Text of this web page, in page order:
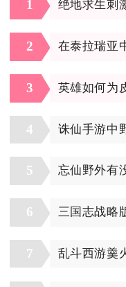
1 绝地求生刺
2 在泰拉瑞亚
3 英雄如何为
4 诛仙手游中
5 忘仙野外有
6 三国志战略
7 乱斗西游羹